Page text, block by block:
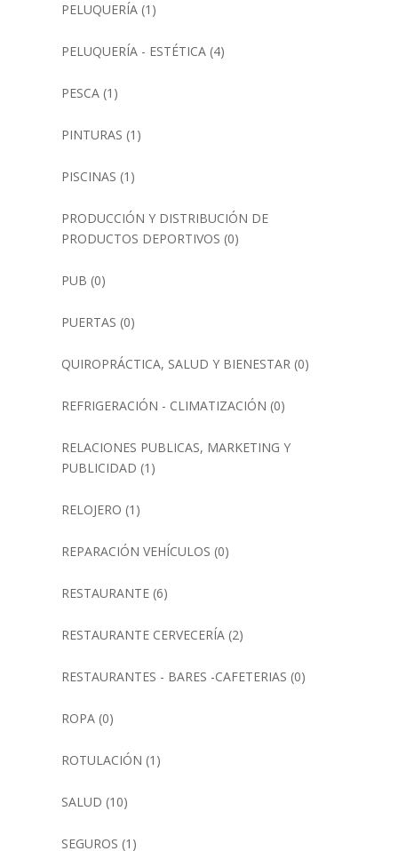
PELUQUERÍA(1)
PELUQUERÍA - ESTÉTICA(4)
PESCA(1)
PINTURAS (1)
PISCINAS (1)
PRODUCCIÓN Y DISTRIBUCIÓN DE
PRODUCTOS DEPORTIVOS (0)
PUB (0)
PUERTAS (0)
QUIROPRÁCTICA, SALUD Y BIENESTAR(0)
REFRIGERACIÓN - CLIMATIZACIÓN (0)
RELACIONES PUBLICAS, MARKETING Y
PUBLICIDAD (1)
RELOJERO (1)
REPARACIÓN VEHÍCULOS (0)
RESTAURANTE(6)
RESTAURANTE CERVECERÍA(2)
RESTAURANTES - BARES -CAFETERIAS (0)
ROPA(0)
ROTULACIÓN (1)
SALUD (10)
SEGUROS (1)